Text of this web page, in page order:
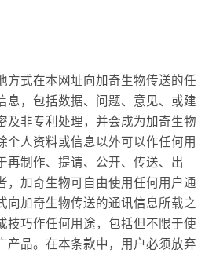
方式在本网址向加奇生物传送的任
息，包括数据、问题、意见、或建
及非专利处理，并会成为加奇生物
个人资料或信息以外可以作任何用
再制作、提请、公开、传送、出
，加奇生物可自由使用任何用户通
向加奇生物传送的通讯信息所载之
技巧作任何用途，包括但不限于使
产品。在本条款中，用户必须放弃